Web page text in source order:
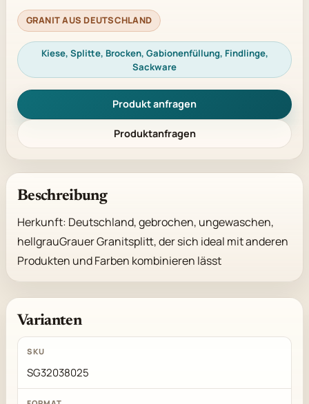
GRANIT AUS DEUTSCHLAND
Kiese, Splitte, Brocken, Gabionenfüllung, Findlinge,
Sackware
Produkt anfragen
Produktanfragen
Beschreibung
Herkunft: Deutschland, gebrochen, ungewaschen,
hellgrauGrauer Granitsplitt, der sich ideal mit anderen
Produkten und Farben kombinieren lässt
Varianten
SG32038025